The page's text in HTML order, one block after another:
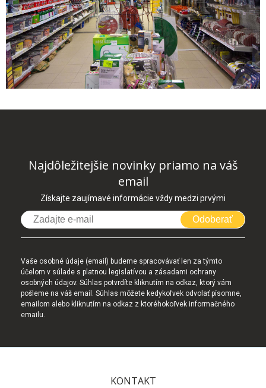
Najdôležitejšie novinky priamo na váš
email
Získajte zaujímavé informácie vždy medzi prvými
Odoberať
Vaše osobné údaje (email) budeme spracovávať len za týmto
účelom v súlade s platnou legislatívou a zásadami ochrany
osobných údajov. Súhlas potvrdíte kliknutím na odkaz, ktorý vám
pošleme na váš email. Súhlas môžete kedykoľvek odvolať písomne,
emailom alebo kliknutím na odkaz z ktoréhokoľvek informačného
emailu.
KONTAKT